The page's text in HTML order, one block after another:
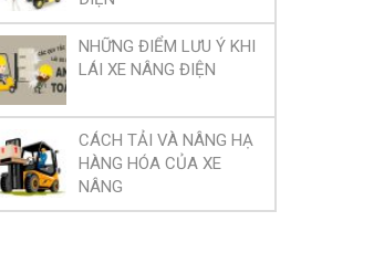
NHỮNG ĐIỂM LƯU Ý KHI
LÁI XE NÂNG ĐIỆN
CÁCH TẢI VÀ NÂNG HẠ
HÀNG HÓA CỦA XE
NÂNG